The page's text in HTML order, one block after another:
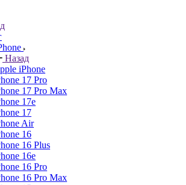
Назад
iPhone
17 Pro
17 Pro Max
17e
17
Air
16
16 Plus
16e
16 Pro
16 Pro Max